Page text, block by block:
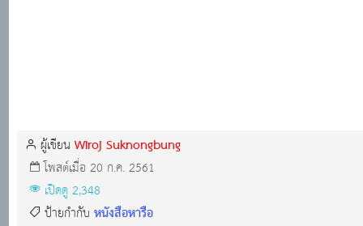
ผู้เขียนWiroj Suknongbung
โพสต์เมื่อ 20 ก.ค. 2561
เปิดดู 2,348
ป้ายกำกับหนังสือหารือ